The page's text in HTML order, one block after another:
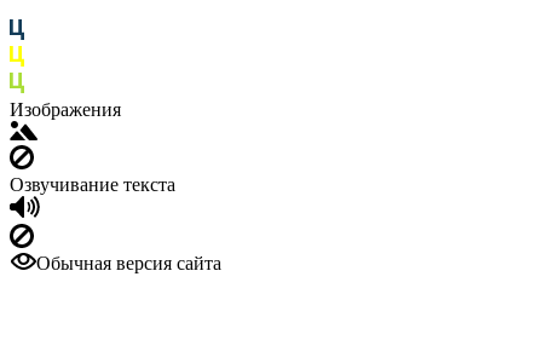
Изображения
Озвучивание текста
Обычная версия сайта